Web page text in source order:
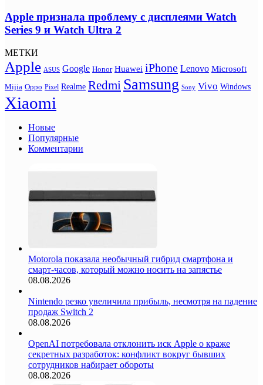
Apple признала проблему с дисплеями Watch
Series 9 и Watch Ultra 2
МЕТКИ
Apple ASUS Google Honor Huawei iPhone Lenovo Microsoft
Mijia Oppo Pixel Realme Redmi Samsung Sony Vivo Windows
Xiaomi
Новые
Популярные
Комментарии
Motorola показала необычный гибрид смартфона и
смарт-часов, который можно носить на запястье
08.08.2026
Nintendo резко увеличила прибыль, несмотря на падение
продаж Switch 2
08.08.2026
OpenAI потребовала отклонить иск Apple о краже
секретных разработок: конфликт вокруг бывших
сотрудников набирает обороты
08.08.2026